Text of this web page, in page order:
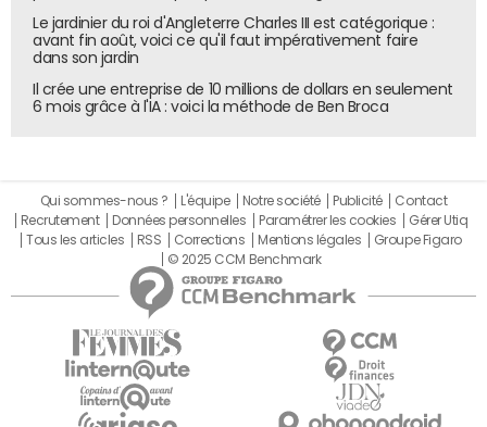
Le jardinier du roi d'Angleterre Charles III est catégorique :
avant fin août, voici ce qu'il faut impérativement faire
dans son jardin
Il crée une entreprise de 10 millions de dollars en seulement
6 mois grâce à l'IA : voici la méthode de Ben Broca
Qui sommes-nous ? L'équipe Notre société Publicité
Contact
Recrutement
Données personnelles Paramétrer les cookies
Gérer Utiq
Tous les articles
RSS Corrections Mentions légales
Groupe Figaro
© 2025 CCM Benchmark